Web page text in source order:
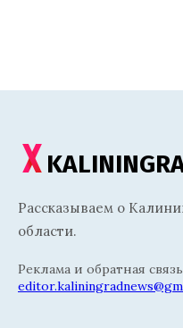
Рассказываем о
области.
Реклама и обратная